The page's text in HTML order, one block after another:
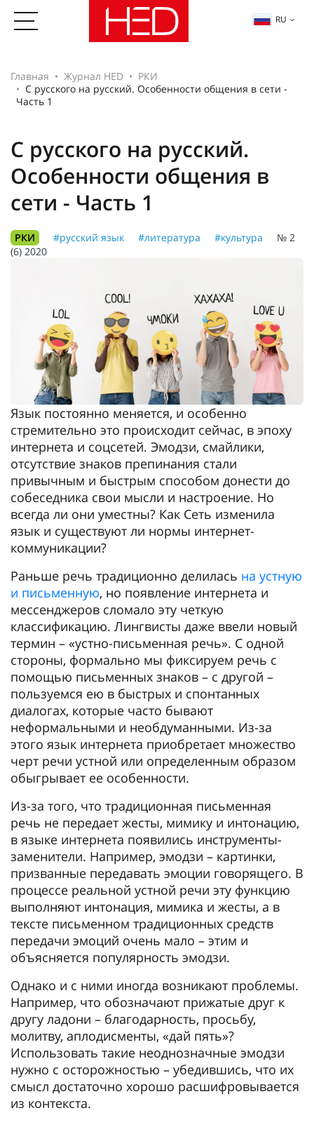
RU
Главная Журнал HED
РКИ
С русского на русский. Особенности общения в сети -
Часть 1
С русского на русский.
Особенности общения в
сети - Часть 1
РКИ #русский язык #литература #культура
№ 2
(6) 2020
Язык постоянно меняется, и особенно
стремительно это происходит сейчас, в эпоху
интернета и соцсетей. Эмодзи, смайлики,
отсутствие знаков препинания стали
привычным и быстрым способом донести до
собеседника свои мысли и настроение. Но
всегда ли они уместны? Как Сеть изменила
язык и существуют ли нормы интернет-
коммуникации?
Раньше речь традиционно делилась на устную
и письменную, но появление интернета и
мессенджеров сломало эту четкую
классификацию. Лингвисты даже ввели новый
термин – «устно-письменная речь». С одной
стороны, формально мы фиксируем речь с
помощью письменных знаков – с другой –
пользуемся ею в быстрых и спонтанных
диалогах, которые часто бывают
неформальными и необдуманными. Из-за
этого язык интернета приобретает множество
черт речи устной или определенным образом
обыгрывает ее особенности.
Из-за того, что традиционная письменная
речь не передает жесты, мимику и интонацию,
в языке интернета появились инструменты-
заменители. Например, эмодзи – картинки,
призванные передавать эмоции говорящего. В
процессе реальной устной речи эту функцию
выполняют интонация, мимика и жесты, а в
тексте письменном традиционных средств
передачи эмоций очень мало – этим и
объясняется популярность эмодзи.
Однако и с ними иногда возникают проблемы.
Например, что обозначают прижатые друг к
другу ладони – благодарность, просьбу,
молитву, аплодисменты, «дай пять»?
Использовать такие неоднозначные эмодзи
нужно с осторожностью – убедившись, что их
смысл достаточно хорошо расшифровывается
из контекста.